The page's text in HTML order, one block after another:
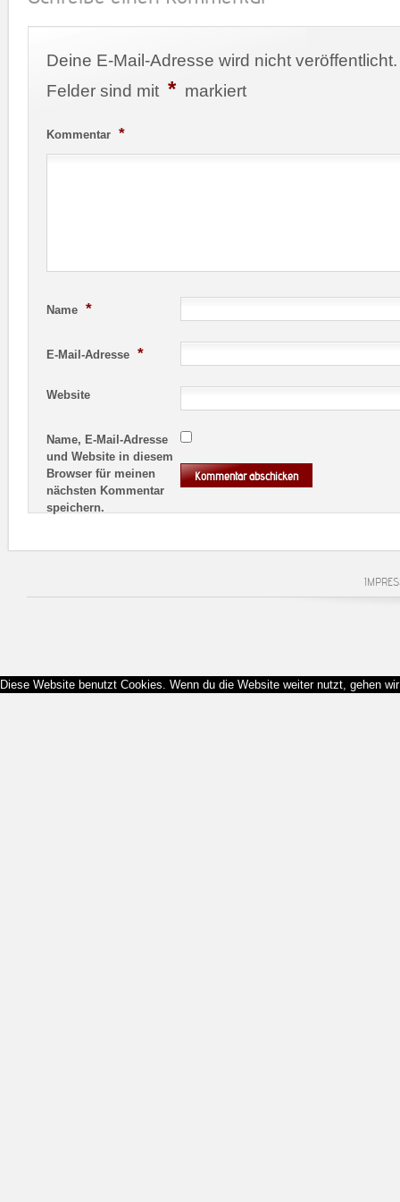
Deine E-Mail-Adresse wird nicht veröffentlicht.
Felder sind mit * markiert
Kommentar *
Name *
E-Mail-Adresse *
Website
Name, E-Mail-Adresse
und Website in diesem
Browser für meinen
nächsten Kommentar
speichern.
Diese Website benutzt Cookies. Wenn du die Website weiter nutzt, gehen